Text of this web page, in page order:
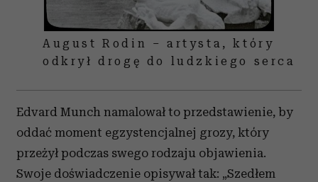
August Rodin – artysta, który
odkrył drogę do ludzkiego serca
Edvard Munch namalował to przedstawienie, by
oddać moment egzystencjalnej grozy, który
przeżył podczas swego rodzaju objawienia.
Swoje doświadczenie opisywał tak: „Szedłem